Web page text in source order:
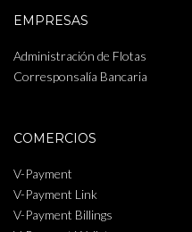
EMPRESAS
Administración de Flotas
Corresponsalía Bancaria
COMERCIOS
V-Payment
V-Payment Link
V-Payment Billings